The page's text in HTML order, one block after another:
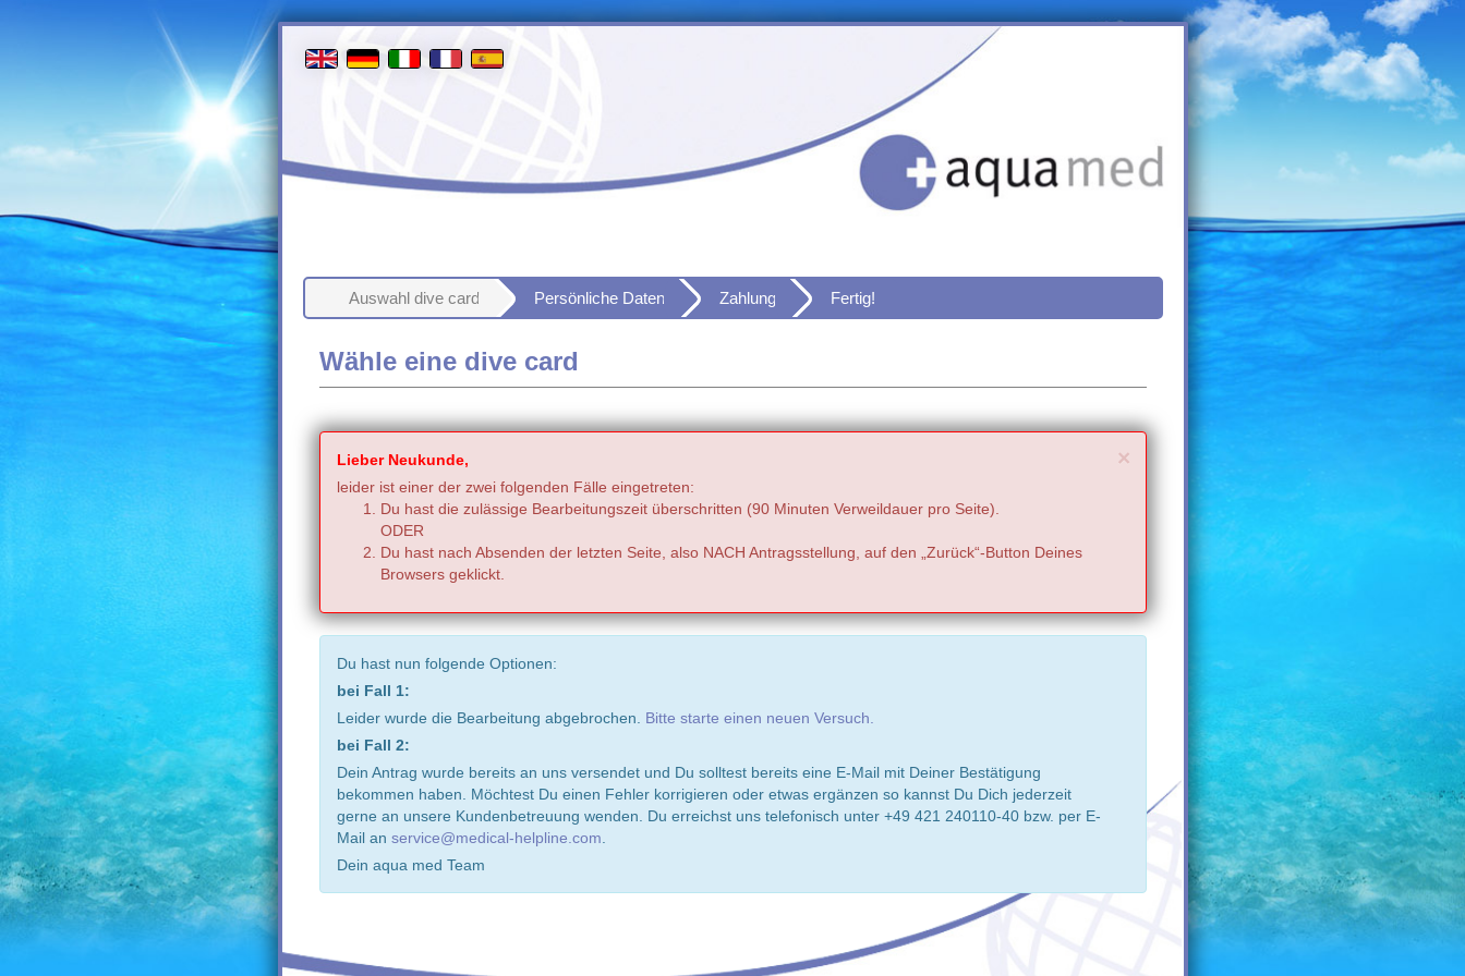
Auswahl dive card Persönliche Daten Zahlung Fertig!
Wähle eine dive card
×Close
Lieber Neukunde,
leider ist einer der zwei folgenden Fälle eingetreten:
Du hast die zulässige Bearbeitungszeit überschritten (90 Minuten Verweildauer pro Seite).
ODER
Du hast nach Absenden der letzten Seite, also NACH Antragsstellung, auf den „Zurück“-Button Deines
Browsers geklickt.
Du hast nun folgende Optionen:
bei Fall 1:
Leider wurde die Bearbeitung abgebrochen. Bitte starte einen neuen Versuch.
bei Fall 2:
Dein Antrag wurde bereits an uns versendet und Du solltest bereits eine E-Mail mit Deiner Bestätigung
bekommen haben. Möchtest Du einen Fehler korrigieren oder etwas ergänzen so kannst Du Dich jederzeit
gerne an unsere Kundenbetreuung wenden. Du erreichst uns telefonisch unter +49 421 240110-40 bzw. per E-
Mail an service@medical-helpline.com
Dein aqua med Team